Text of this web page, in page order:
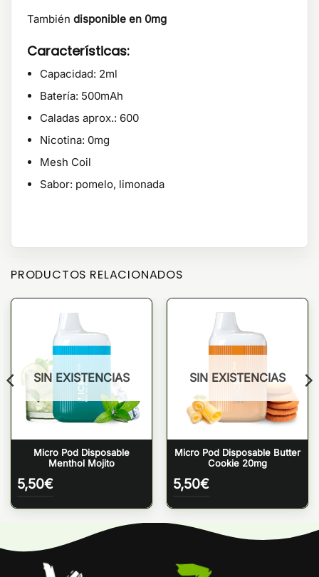
También disponible en 0mg
Características:
Capacidad: 2ml
Batería: 500mAh
Caladas aprox.: 600
Nicotina: 0mg
Mesh Coil
Sabor: pomelo, limonada
PRODUCTOS RELACIONADOS
SIN EXISTENCIAS
Micro Pod Disposable
Menthol Mojito
5,50€
SIN EXISTENCIAS
Micro Pod Disposable Butter
Cookie 20mg
5,50€